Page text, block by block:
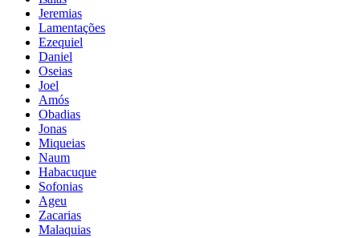
Jeremias
Lamentações
Ezequiel
Daniel
Oseias
Joel
Amós
Obadias
Jonas
Miqueias
Naum
Habacuque
Sofonias
Ageu
Zacarias
Malaquias